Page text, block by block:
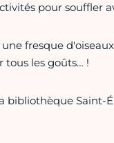
pour souffler
fresque
tous les goûts… !
bibliothèque Saint-